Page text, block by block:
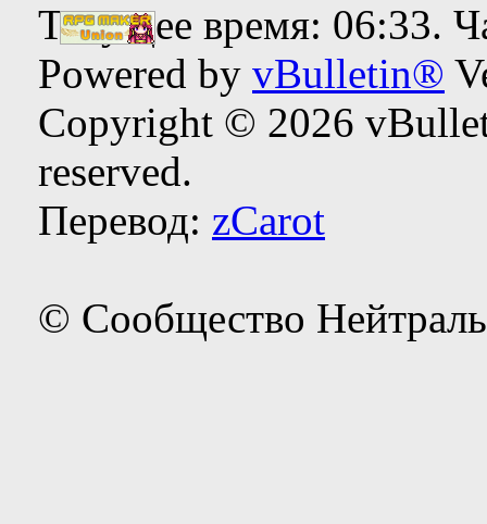
Текущее время: 06:33.
Powered by vBulletin®
Copyright © 2026
reserved.
Перевод: zCarot
© Сообщество